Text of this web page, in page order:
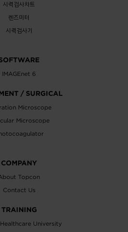
시력검사차트
렌즈미터
시력검사기
IMAGEnet 6
/ SURGICAL
Microscope
Microscope
COMPANY
Topcon
Contact Us
TRAINING
University